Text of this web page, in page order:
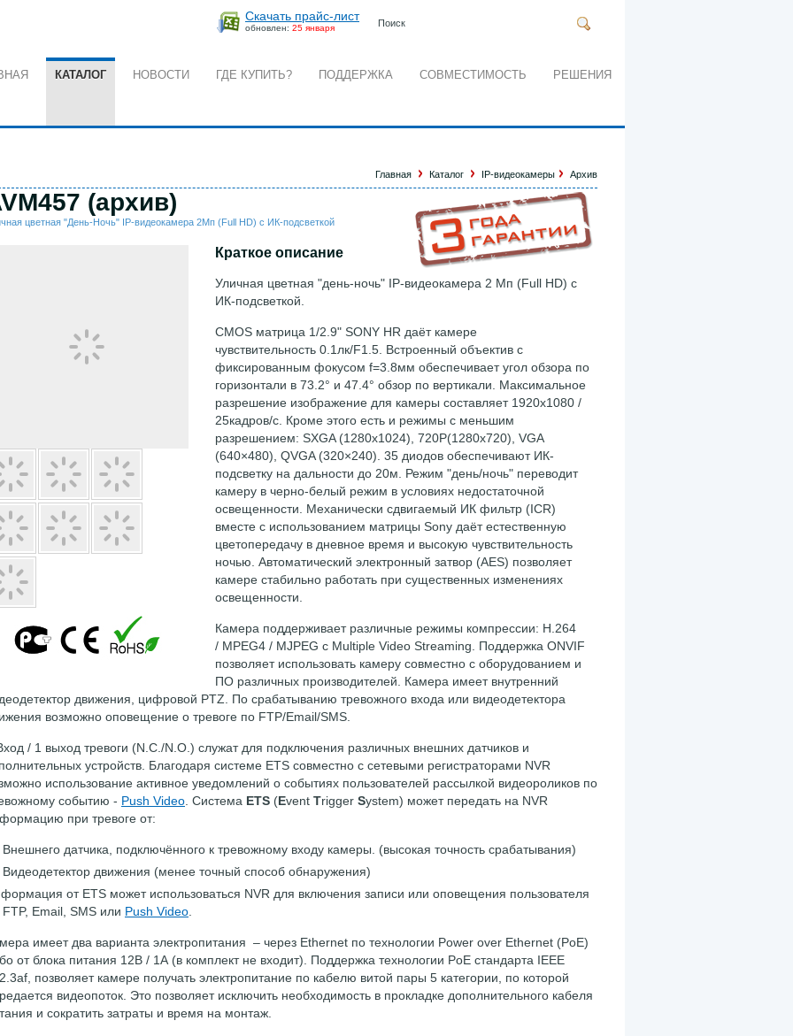
Скачать прайс-лист
обновлен: 25 января Поиск
КАТАЛОГ НОВОСТИ ГДЕ КУПИТЬ? ПОДДЕРЖКА СОВМЕСТИМОСТЬ РЕШЕНИЯ
Главная Каталог IP-видеокамеры Архив
(архив)
цветная "День-Ночь" IP-видеокамера 2Мп (Full HD) с ИК-подсветкой
Краткое описание
Уличная цветная "день-ночь" IP-видеокамера 2 Мп (Full HD) с
ИК-подсветкой.
CMOS матрица 1/2.9" SONY HR даёт камере
чувствительность 0.1лк/F1.5. Встроенный объектив с
фиксированным фокусом f=3.8мм обеспечивает угол обзора по
горизонтали в 73.2° и 47.4° обзор по вертикали. Максимальное
разрешение изображение для камеры составляет 1920x1080 /
25кадров/с. Кроме этого есть и режимы с меньшим
разрешением: SXGA (1280x1024), 720P(1280х720), VGA
(640×480), QVGA (320×240). 35 диодов обеспечивают ИК-
подсветку на дальности до 20м. Режим "день/ночь" переводит
камеру в черно-белый режим в условиях недостаточной
освещенности. Механически сдвигаемый ИК фильтр (ICR)
вместе с использованием матрицы Sony даёт естественную
цветопередачу в дневное время и высокую чувствительность
ночью. Автоматический электронный затвор (AES) позволяет
камере стабильно работать при существенных изменениях
освещенности.
Камера поддерживает различные режимы компрессии: H.264
/ MPEG4 / MJPEG с Multiple Video Streaming. Поддержка ONVIF
позволяет использовать камеру совместно с оборудованием и
ПО различных производителей. Камера имеет внутренний
движения, цифровой PTZ. По срабатыванию тревожного входа или видеодетектора
возможно оповещение о тревоге по FTP/Email/SMS.
/ 1 выход тревоги (N.C./N.O.) служат для подключения различных внешних датчиков и
устройств. Благодаря системе ETS совместно с сетевыми регистраторами NVR
использование активное уведомлений о событиях пользователей рассылкой видеороликов по
событию - Push Video . Система ETS (Event Trigger System) может передать на NVR
при тревоге от:
Внешнего датчика, подключённого к тревожному входу камеры. (высокая точность срабатывания)
Видеодетектор движения (менее точный способ обнаружения)
от ETS может использоваться NVR для включения записи или оповещения пользователя
Email, SMS или Push Video
имеет два варианта электропитания – через Ethernet по технологии Power over Ethernet (PoE)
от блока питания 12В / 1А (в комплект не входит). Поддержка технологии PoE стандарта IEEE
позволяет камере получать электропитание по кабелю витой пары 5 категории, по которой
видеопоток. Это позволяет исключить необходимость в прокладке дополнительного кабеля
и сократить затраты и время на монтаж.